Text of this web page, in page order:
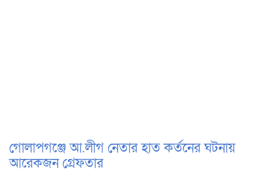
গোলাপগঞ্জে আ.লীগ নেতার হাত কর্তনের ঘটনায়
আরেকজন গ্রেফতার